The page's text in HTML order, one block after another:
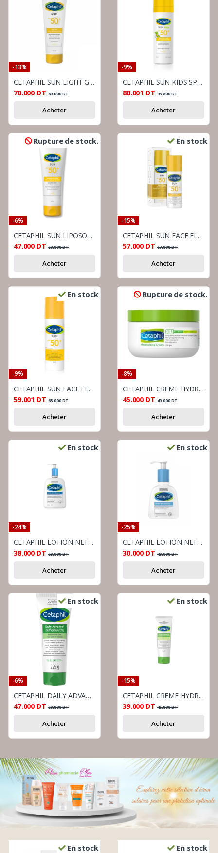
-13%
CETAPHIL SUN LIGHT GEL SPF50+ 100ML
70.000 DT 80.000DT
Acheter
-9%
CETAPHIL SUN KIDS SPF 50+ 150 ML
88.001 DT 96.800DT
Acheter
Rupture de stock.
-6%
CETAPHIL SUN LIPOSOMAL LOTION SPF50+ 50ML
47.000 DT 50.000DT
Acheter
En stock
-15%
CETAPHIL SUN FACE FLUIDE INVISIBLE SPF50+
57.000 DT 67.000DT
Acheter
En stock
-9%
CETAPHIL SUN FACE FLUIDE TEINTE LIGHT MEDIUM SPF50+ 50ML
59.001 DT 65.000DT
Acheter
Rupture de stock.
-8%
CETAPHIL CREME HYDRATANTE POT 250G
45.000 DT 49.000DT
Acheter
En stock
-24%
CETAPHIL LOTION NETTOYANTE 470 ML
38.000 DT 50.000DT
Acheter
En stock
-25%
CETAPHIL LOTION NETTOYANTE PEAU NORMAL A SECHE 236ML
30.000 DT 40.000DT
Acheter
En stock
-6%
CETAPHIL DAILY ADVANCE LOTION ULTRA HYDRATANTE 225G
47.000 DT 50.000DT
Acheter
En stock
-15%
CETAPHIL CREME HYDRATANTE 100G
39.000 DT 46.000DT
Acheter
En stock En stock